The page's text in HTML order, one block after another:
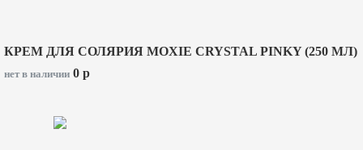
КРЕМ ДЛЯ СОЛЯРИЯ MOXIE CRYSTAL PINKY (250 МЛ)
нет в наличии 0 p